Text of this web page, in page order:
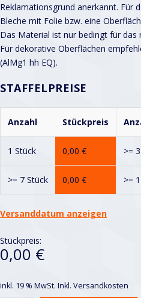
Reklamationsgrund anerkannt. Für
Bleche mit Folie bzw. eine
Das Material ist nur bedingt für das
Für dekorative Oberflächen
(AlMg1 hh EQ).
STAFFELPREISE
Anzahl Stückpreis
1 Stück 0,00 € >=
>= 7 Stück 0,00 € >=
Versanddatum anzeigen
Stückpreis:
0,00 €
inkl. 19 % MwSt. Inkl. Versandkosten